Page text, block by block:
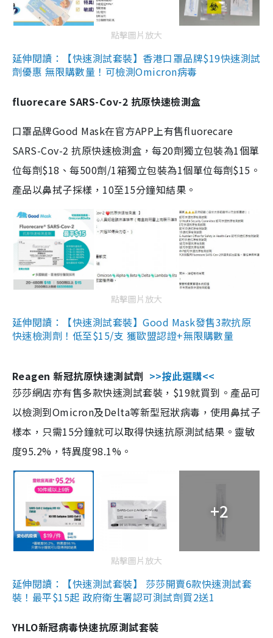
點擊圖片放大
延伸閱讀：【快速測試套裝】香港口罩品牌$19快速測試
劑優惠 無限購數量！可檢測Omicron病毒
fluorecare SARS-Cov-2 抗原快速檢測盒
口罩品牌Good Mask在官方APP上有售fluorecare
SARS-Cov-2 抗原快速檢測盒，每20劑獨立包裝為1個單
位每劑$18、每500劑/1箱獨立包裝為1個單位每劑$15。
產品以鼻拭子採樣，10至15分鐘知結果。
點擊圖片放大
延伸閱讀：【快速測試套裝】Good Mask發售3款抗原
快速檢測劑！低至$15/支 獲歐盟認證+無限購數量
Reagen 新冠抗原快速測試劑 >>按此選購<<
莎莎網店亦有售多款快速測試套裝，$19就買到。產品可
以檢測到Omicron及Delta等新型冠狀病毒，使用鼻拭子
樣本，只需15分鐘就可以取得快速抗原測試結果。靈敏
度95.2%，特異度98.1%。
+2
點擊圖片放大
延伸閱讀：【快速測試套裝】 莎莎開賣6款快速測試套
裝！最平$15起 政府衛生署認可測試劑買2送1
YHLO新冠病毒快速抗原測試套裝